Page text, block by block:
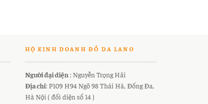
HỘ KINH DOANH ĐỒ DA LANO
Người đại diện: Nguyễn Trọng Hải
Địa chỉ: P109 H94 Ngõ 98 Thái Hà, Đống Đa,
Hà Nội ( đối diện số 14 )